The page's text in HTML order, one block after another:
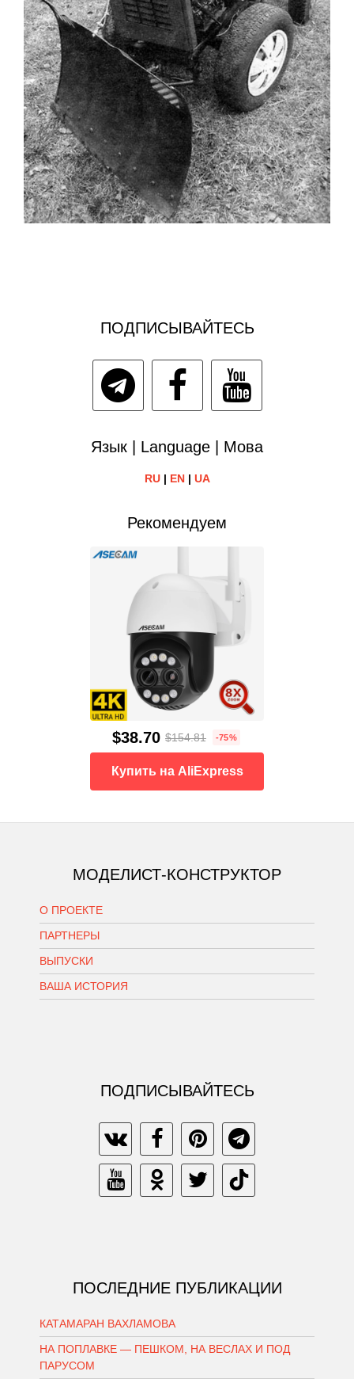
ПОДПИСЫВАЙТЕСЬ
Язык | Language | Мова
RU| EN| UA
Рекомендуем
$38.70 $154.81 -75%
Купить на AliExpress
МОДЕЛИСТ-КОНСТРУКТОР
О ПРОЕКТЕ
ПАРТНЕРЫ
ВЫПУСКИ
ВАША ИСТОРИЯ
ПОДПИСЫВАЙТЕСЬ
ПОСЛЕДНИЕ ПУБЛИКАЦИИ
КАТАМАРАН ВАХЛАМОВА
НА ПОПЛАВКЕ — ПЕШКОМ, НА ВЕСЛАХ И ПОД
ПАРУСОМ